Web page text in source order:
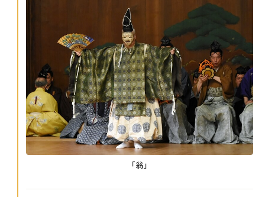
「翁」